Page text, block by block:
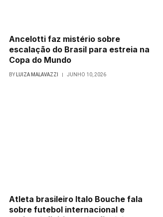
Ancelotti faz mistério sobre
escalação do Brasil para estreia na
Copa do Mundo
BY LUIZA MALAVAZZI JUNHO 10, 2026
Atleta brasileiro Italo Bouche fala
sobre futebol internacional e